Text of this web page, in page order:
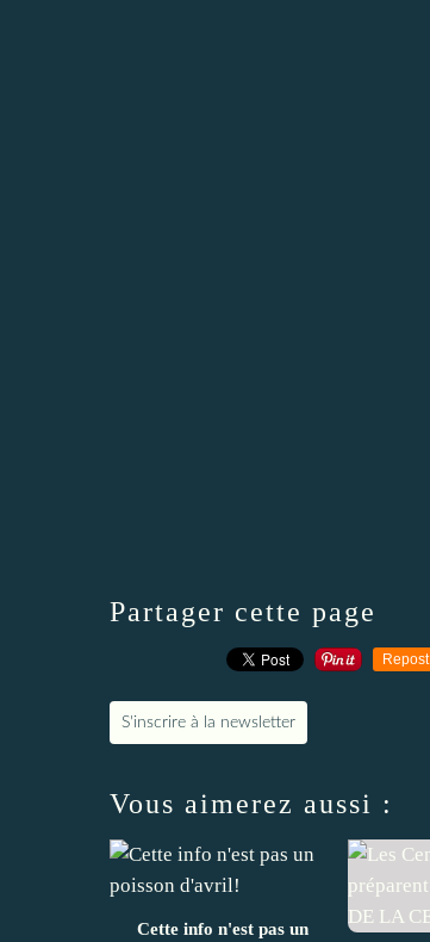
Partager cette page
Repost
S'inscrire à la newsletter
Vous aimerez aussi :
Cette info n'est pas un